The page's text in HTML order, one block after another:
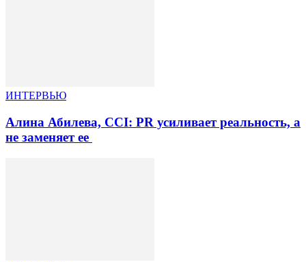
ИНТЕРВЬЮ
Алина Абилева, CCI: PR усиливает реальность, а
не заменяет ее